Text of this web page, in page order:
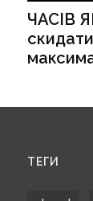
ЧАСІВ
ТЕГИ